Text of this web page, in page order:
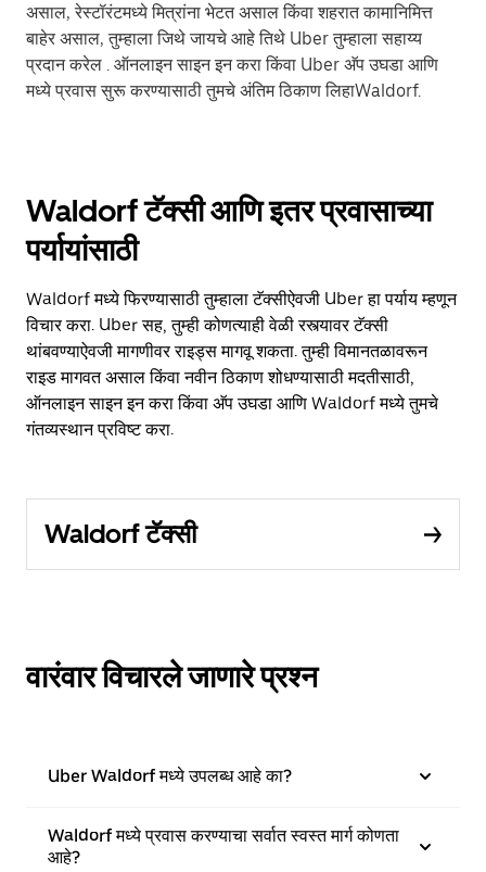
असाल, रेस्टॉरंटमध्ये मित्रांना भेटत असाल किंवा शहरात कामानिमित्त
बाहेर असाल, तुम्हाला जिथे जायचे आहे तिथे Uber तुम्हाला सहाय्य
प्रदान करेल . ऑनलाइन साइन इन करा किंवा Uber अ‍ॅप उघडा आणि
मध्ये प्रवास सुरू करण्यासाठी तुमचे अंतिम ठिकाण लिहाWaldorf.
Waldorf टॅक्सी आणि इतर प्रवासाच्या
पर्यायांसाठी
Waldorf मध्ये फिरण्यासाठी तुम्हाला टॅक्सीऐवजी Uber हा पर्याय म्हणून
विचार करा. Uber सह, तुम्ही कोणत्याही वेळी रस्त्यावर टॅक्सी
थांबवण्याऐवजी मागणीवर राइड्स मागवू शकता. तुम्ही विमानतळावरून
राइड मागवत असाल किंवा नवीन ठिकाण शोधण्यासाठी मदतीसाठी,
ऑनलाइन साइन इन करा किंवा अ‍ॅप उघडा आणि Waldorf मध्ये तुमचे
गंतव्यस्थान प्रविष्ट करा.
Waldorf टॅक्सी
वारंवार विचारले जाणारे प्रश्न
Uber Waldorf मध्ये उपलब्ध आहे का?
Waldorf मध्ये प्रवास करण्याचा सर्वात स्वस्त मार्ग कोणता
आहे?